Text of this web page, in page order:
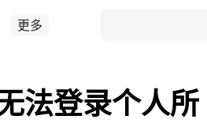
更多
法登录个人所